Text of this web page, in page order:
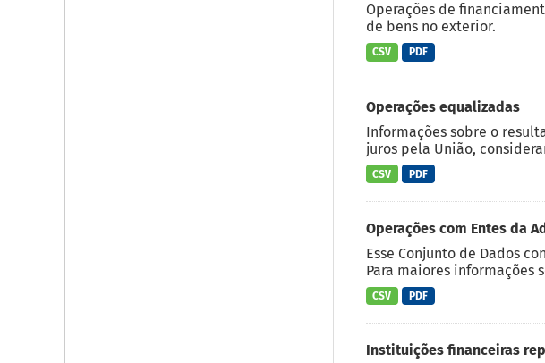
Operações de
de bens no exterior.
CSV PDF
Operações equalizadas
Informações sobre o
juros pela União,
CSV PDF
Operações com Entes da
Esse Conjunto de Dados
Para maiores informações
CSV PDF
Instituições financeiras